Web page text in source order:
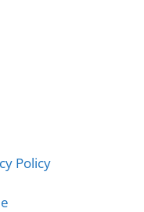
Policy